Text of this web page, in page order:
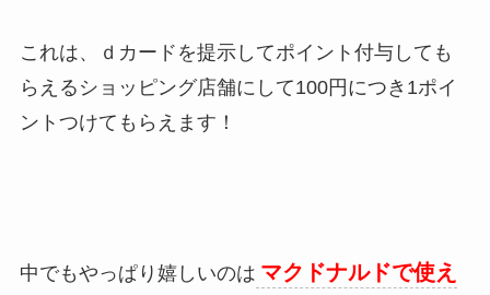
これは、ｄカードを提示してポイント付与しても
らえるショッピング店舗にして100円につき1ポイ
ントつけてもらえます！
中でもやっぱり嬉しいのは マクドナルドで使え